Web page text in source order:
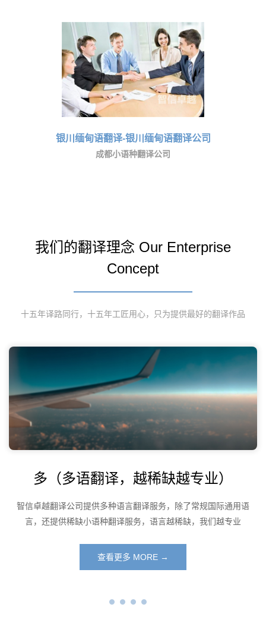
银川缅甸语翻译-银川缅甸语翻译公司
成都小语种翻译公司
我们的翻译理念 Our Enterprise
Concept
十五年译路同行，十五年工匠用心，只为提供最好的翻译作品
多（多语翻译，越稀缺越专业）
智信卓越翻译公司提供多种语言翻译服务，除了常规国际通用语
言，还提供稀缺小语种翻译服务，语言越稀缺，我们越专业
查看更多 MORE →